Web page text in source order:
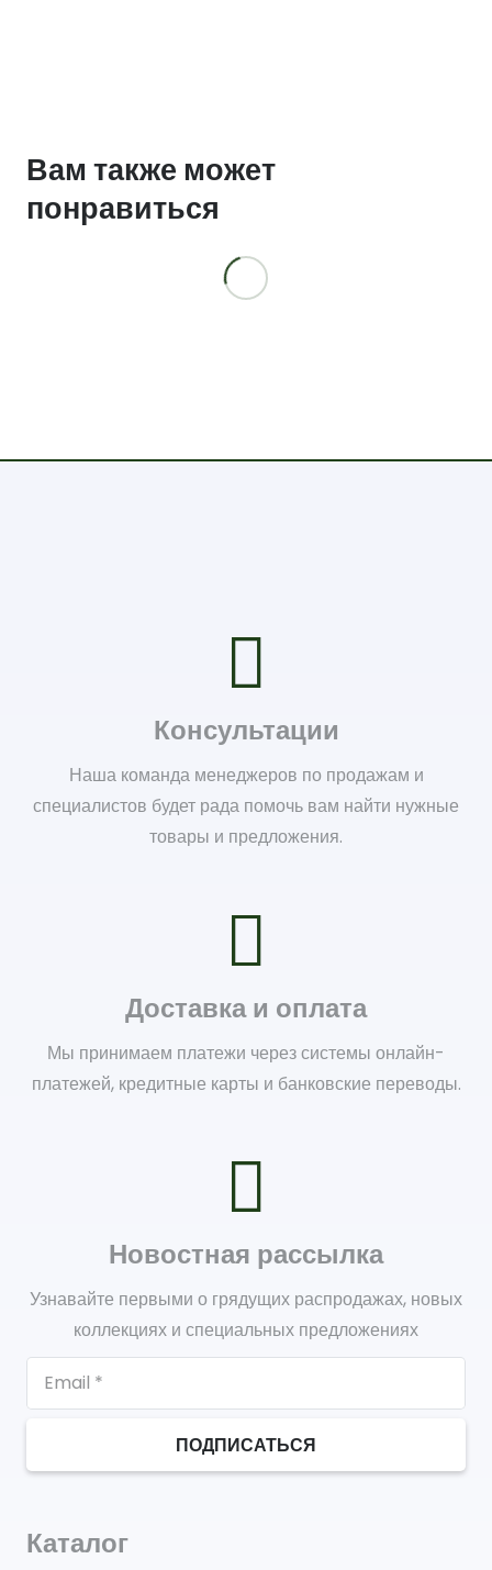
пластик
Вам также может
понравиться
Консультации
Наша команда менеджеров по продажам и
специалистов будет рада помочь вам найти нужные
товары и предложения.
Доставка и оплата
Мы принимаем платежи через системы онлайн-
платежей, кредитные карты и банковские переводы.
Новостная рассылка
Узнавайте первыми о грядущих распродажах, новых
коллекциях и специальных предложениях
ПОДПИСАТЬСЯ
Каталог